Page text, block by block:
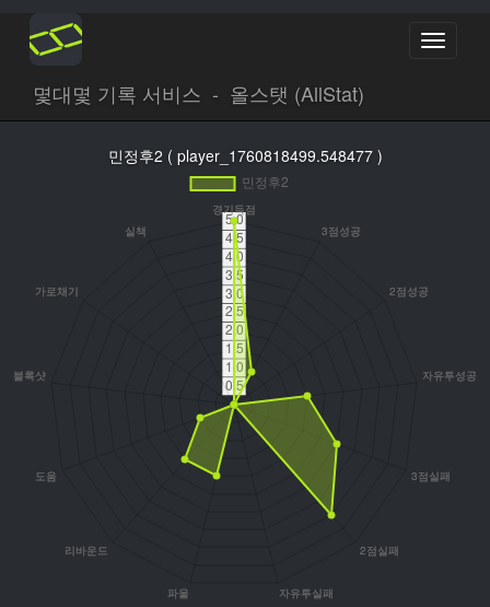
Toggle
몇대몇 기록 서비스 - 올스탯 (AllStat)
민정후2 ( player_1760818499.548477 )